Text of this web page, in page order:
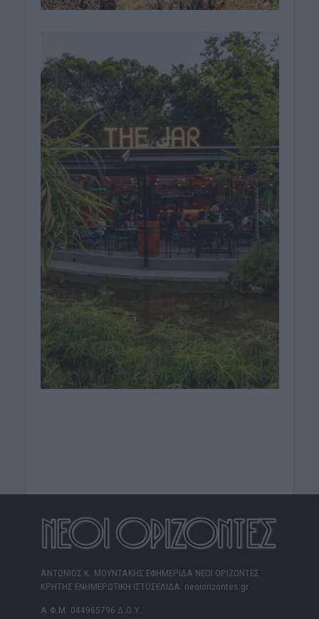
ΑΝΤΩΝΙΟΣ Κ. ΜΟΥΝΤΑΚΗΣ ΕΦΗΜΕΡΙΔΑ ΝΕΟΙ ΟΡΙΖΟΝΤΕΣ
ΚΡΗΤΗΣ ΕΝΗΜΕΡΩΤΙΚΗ ΙΣΤΟΣΕΛΙΔΑ: neoiorizontes.gr
Α.Φ.Μ. 044965796 Δ.Ο.Υ.